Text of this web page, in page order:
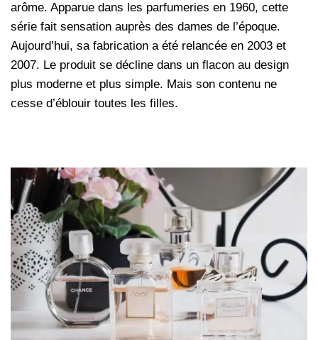
arôme. Apparue dans les parfumeries en 1960, cette
série fait sensation auprès des dames de l’époque.
Aujourd’hui, sa fabrication a été relancée en 2003 et
2007. Le produit se décline dans un flacon au design
plus moderne et plus simple. Mais son contenu ne
cesse d’éblouir toutes les filles.